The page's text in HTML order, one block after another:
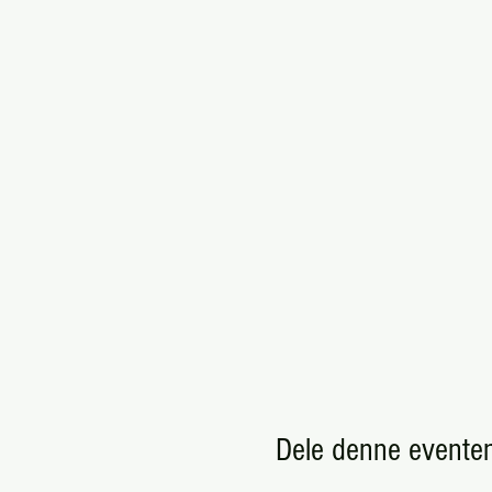
Dele denne